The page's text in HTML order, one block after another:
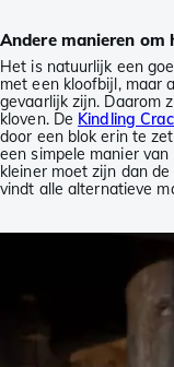
Andere manieren om
Het is natuurlijk een
met een kloofbijl, maar
gevaarlijk zijn. Daarom
kloven. De Kindling
door een blok erin te
een simpele manier
kleiner moet zijn dan
vindt alle alternatieve